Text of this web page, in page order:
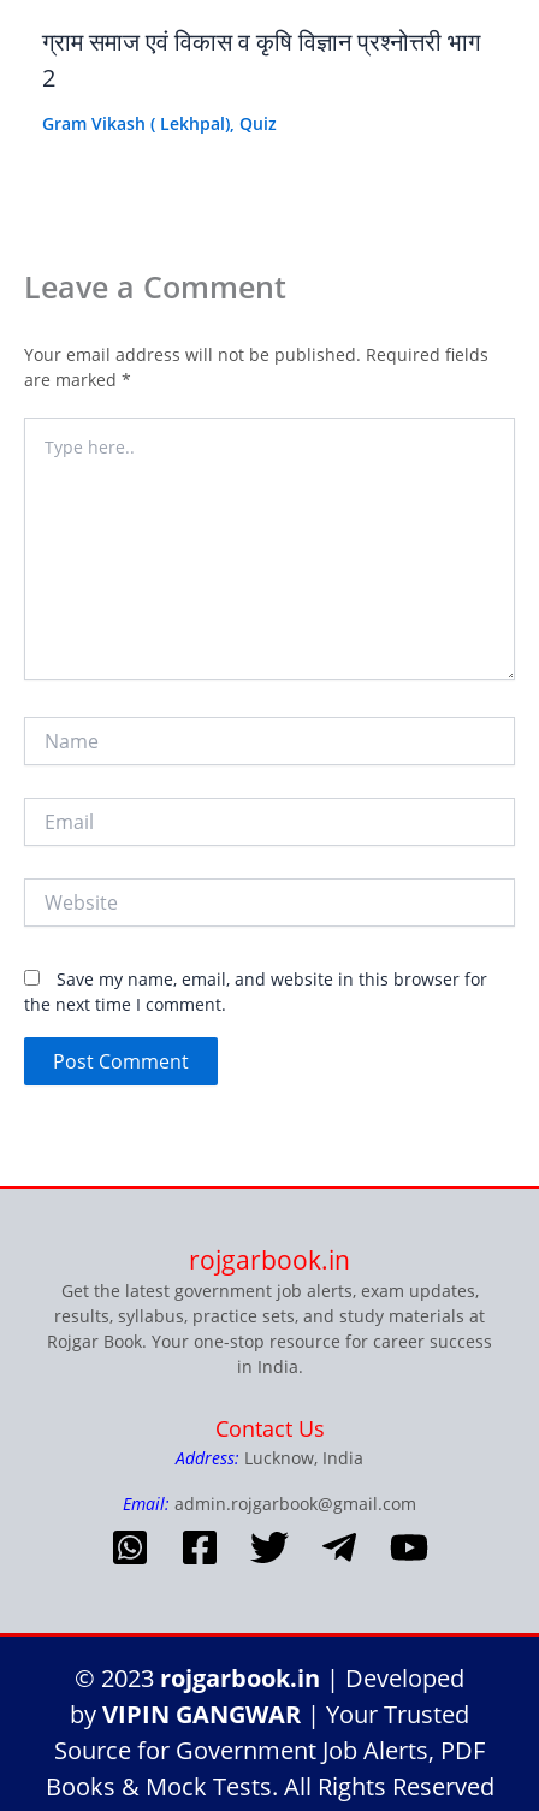
ग्राम समाज एवं विकास व कृषि विज्ञान प्रश्नोत्तरी भाग
2
Gram Vikash ( Lekhpal), Quiz
Leave a Comment
Your email address will not be published. Required fields
are marked *
here..
Website
Save my name, email, and website in this browser for
the next time I comment.
rojgarbook.in
Get the latest government job alerts, exam updates,
results, syllabus, practice sets, and study materials at
Rojgar Book. Your one-stop resource for career success
in India.
Contact Us
Address: Lucknow, India
Email: admin.rojgarbook@gmail.com
© 2023 rojgarbook.in | Developed
byVIPIN GANGWAR | Your Trusted
Source for Government Job Alerts, PDF
Books & Mock Tests. All Rights Reserved